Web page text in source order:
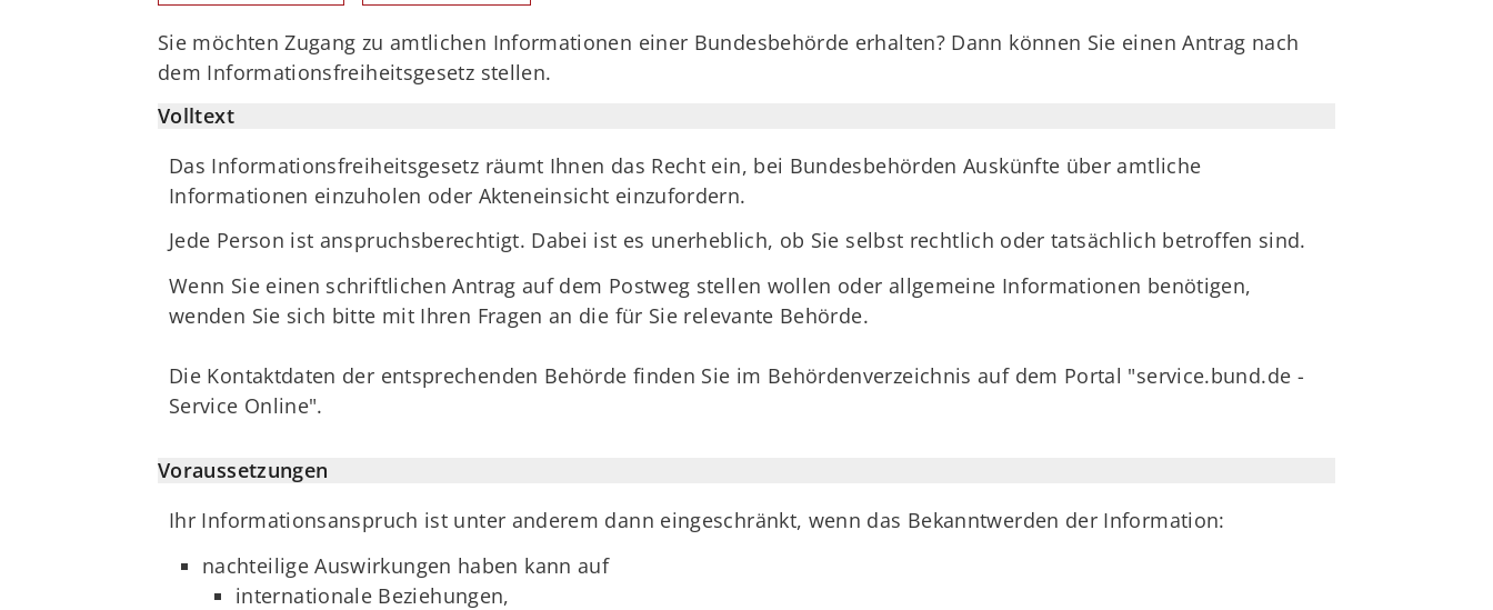
Sie möchten Zugang zu amtlichen Informationen einer Bundesbehörde erhalten? Dann können Sie einen Antrag nach
dem Informationsfreiheitsgesetz stellen.
Volltext
Das Informationsfreiheitsgesetz räumt Ihnen das Recht ein, bei Bundesbehörden Auskünfte über amtliche
Informationen einzuholen oder Akteneinsicht einzufordern.
Jede Person ist anspruchsberechtigt. Dabei ist es unerheblich, ob Sie selbst rechtlich oder tatsächlich betroffen sind.
Wenn Sie einen schriftlichen Antrag auf dem Postweg stellen wollen oder allgemeine Informationen benötigen,
wenden Sie sich bitte mit Ihren Fragen an die für Sie relevante Behörde.
Die Kontaktdaten der entsprechenden Behörde finden Sie im Behördenverzeichnis auf dem Portal "service.bund.de -
Service Online".
Voraussetzungen
Ihr Informationsanspruch ist unter anderem dann eingeschränkt, wenn das Bekanntwerden der Information:
nachteilige Auswirkungen haben kann auf
internationale Beziehungen,